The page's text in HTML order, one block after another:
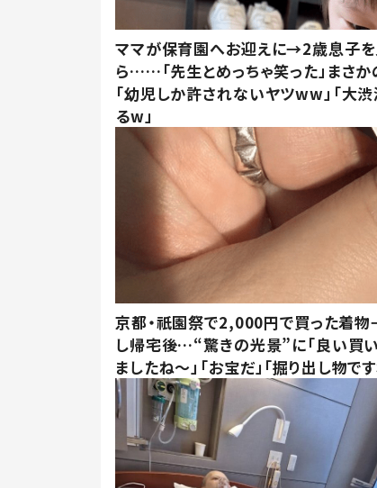
ママが保育園へお迎えに→2歳息子
ら……「先生とめっちゃ笑った」まさ
「幼児しか許されないヤツww」「大
るw」
京都・祇園祭で2,000円で買った着
し帰宅後…“驚きの光景”に「良い買
ましたね～」「お宝だ」「掘り出し物です